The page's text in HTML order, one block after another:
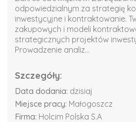
odpowiedzialnym za strategię
inwestycyjne i kontraktowanie.
zakupowych i modeli
strategicznych projektów
Prowadzenie analiz...
Szczegóły:
Data dodania: dzisiaj
Miejsce pracy: Małogoszcz
Firma: Holcim Polska S.A